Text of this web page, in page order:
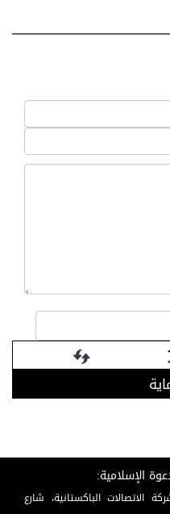
الإسلامية:
الاتصالات الباكستانية، شارع